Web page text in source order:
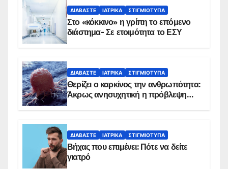
ΔΙΑΒΆΣΤΕ ΙΑΤΡΙΚΆ ΣΤΙΓΜΙΌΤΥΠΑ
Στο «κόκκινο» η γρίπη το επόμενο
διάστημα- Σε ετοιμότητα το ΕΣΥ
ΔΙΑΒΆΣΤΕ ΙΑΤΡΙΚΆ ΣΤΙΓΜΙΌΤΥΠΑ
Θερίζει ο καρκίνος την ανθρωπότητα:
Άκρως ανησυχητική η πρόβλεψη…
ΔΙΑΒΆΣΤΕ ΙΑΤΡΙΚΆ ΣΤΙΓΜΙΌΤΥΠΑ
Βήχας που επιμένει: Πότε να δείτε
γιατρό